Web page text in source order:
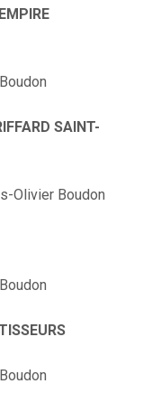
SAINT-
Olivier Boudon